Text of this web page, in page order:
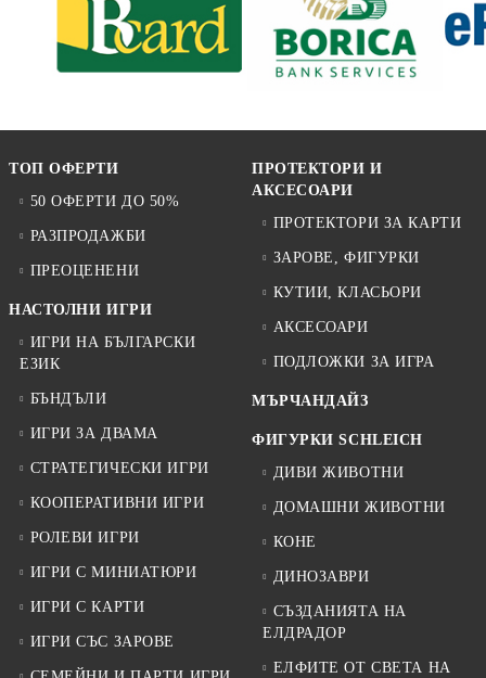
ТОП ОФЕРТИ
50 ОФЕРТИ ДО 50%
РАЗПРОДАЖБИ
ПРЕОЦЕНЕНИ
НАСТОЛНИ ИГРИ
ИГРИ НА БЪЛГАРСКИ
ЕЗИК
БЪНДЪЛИ
ИГРИ ЗА ДВАМА
СТРАТЕГИЧЕСКИ ИГРИ
КООПЕРАТИВНИ ИГРИ
РОЛЕВИ ИГРИ
ИГРИ С МИНИАТЮРИ
ИГРИ С КАРТИ
ИГРИ СЪС ЗАРОВЕ
ПРОТЕКТОРИ И
АКСЕСОАРИ
ПРОТЕКТОРИ ЗА КАРТИ
ЗАРОВЕ, ФИГУРКИ
КУТИИ, КЛАСЬОРИ
АКСЕСОАРИ
ПОДЛОЖКИ ЗА ИГРА
МЪРЧАНДАЙЗ
ФИГУРКИ SCHLEICH
ДИВИ ЖИВОТНИ
ДОМАШНИ ЖИВОТНИ
КОНЕ
ДИНОЗАВРИ
СЪЗДАНИЯТА НА
ЕЛДРАДОР
ЕЛФИТЕ ОТ СВЕТА НА